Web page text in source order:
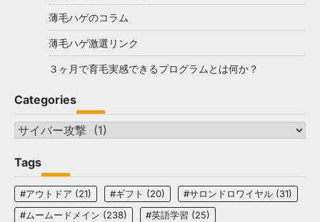
薄毛ハゲのコラム
薄毛ハゲ激選リンク
３ヶ月で育毛実感できるプログラムとは何か？
Categories
Categories
Tags
#アウトドア (21) #ギフト (20) #サロンドロワイヤル (31)
#ムームードメイン (238) #英語学習 (25)